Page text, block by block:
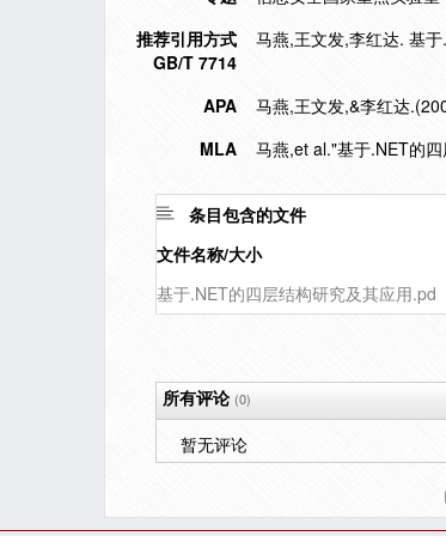
推荐引用方式
GB/T 7714
马燕,王文发,李红达. 基
APA 马燕,王文发,&李红达
MLA
马燕,et al."基于.NET的
条目包含的文件
文件名称/大小
基于.NET的四层结构研究及其应用.pd
所有评论(0)
暂无评论